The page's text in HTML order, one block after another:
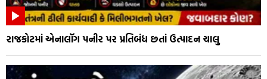
રાજકોટમાં એનાલૉગ પનીર પર પ્રતિબંધ છતાં ઉત્પાદન ચાલુ